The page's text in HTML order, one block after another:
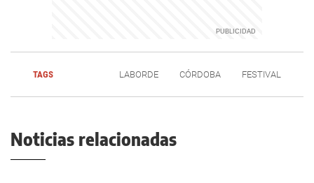
TAGS LABORDE CÓRDOBA FESTIVAL
Noticias relacionadas